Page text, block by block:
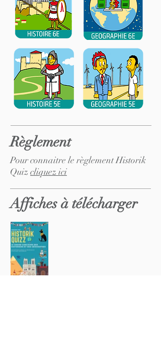
Règlement
Pour connaitre le règlement Historik
Quiz cliquez ici
Affiches à télécharger